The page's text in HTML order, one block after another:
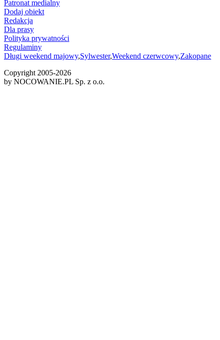
Patronat medialny
Dodaj obiekt
Redakcja
Dla prasy
Polityka prywatności
Regulaminy
Długi weekend majowy,Sylwester,Weekend czerwcowy,Zakopane
Copyright 2005-2026
by NOCOWANIE.PL Sp. z o.o.